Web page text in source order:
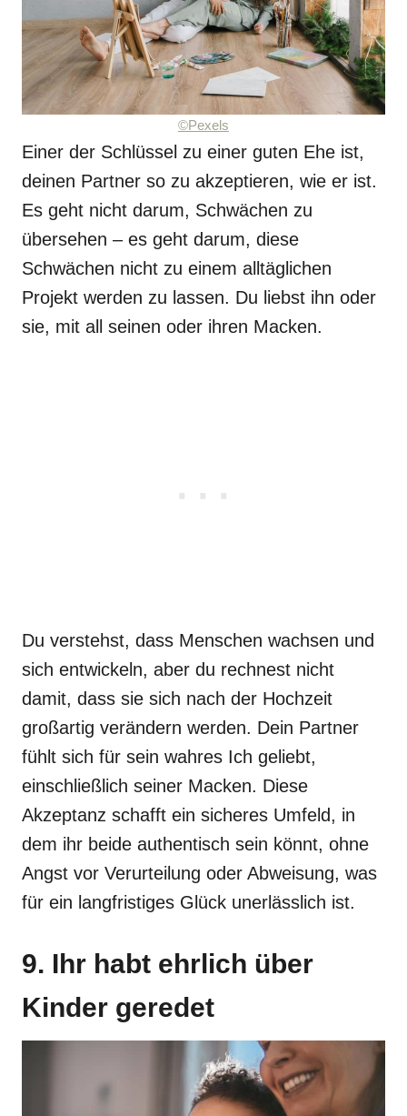
©Pexels
Einer der Schlüssel zu einer guten Ehe ist,
deinen Partner so zu akzeptieren, wie er ist.
Es geht nicht darum, Schwächen zu
übersehen – es geht darum, diese
Schwächen nicht zu einem alltäglichen
Projekt werden zu lassen. Du liebst ihn oder
sie, mit all seinen oder ihren Macken.
Du verstehst, dass Menschen wachsen und
sich entwickeln, aber du rechnest nicht
damit, dass sie sich nach der Hochzeit
großartig verändern werden. Dein Partner
fühlt sich für sein wahres Ich geliebt,
einschließlich seiner Macken. Diese
Akzeptanz schafft ein sicheres Umfeld, in
dem ihr beide authentisch sein könnt, ohne
Angst vor Verurteilung oder Abweisung, was
für ein langfristiges Glück unerlässlich ist.
9. Ihr habt ehrlich über
Kinder geredet